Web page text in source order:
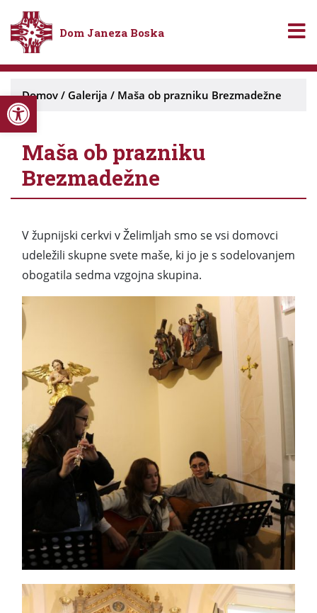
Open toolbar
Dom Janeza Boska
Domov / Galerija / Maša ob prazniku Brezmadežne
Maša ob prazniku
Brezmadežne
V župnijski cerkvi v Želimljah smo se vsi domovci
udeležili skupne svete maše, ki jo je s sodelovanjem
obogatila sedma vzgojna skupina.